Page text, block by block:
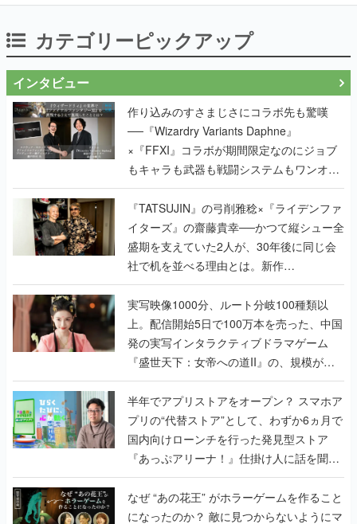
カテゴリーピックアップ
インタビュー
作り込みのすさまじさにコラボ先も驚嘆
──『Wizardry Variants Daphne』
×『FFXI』コラボが期間限定なのにジョブ
もキャラも武器も戦闘システムもワンオフ
で作り込まれた理由を両ディレクターに聞
く
『TATSUJIN』の弓削雅稔×『ライデンファ
イターズ』の齋藤貴幸──かつて縦シュー全
盛期を支えていた2人が、30年後に同じ会
社で机を並べる理由とは。新作
『TATSUJIN EXTREME』で初タッグを組
んだレジェンド2人に訊く開発秘話
実写映像1000分、ルート分岐100種類以
上。配信開始5日で100万本を売った、中国
発の実写インタラクティブドラマゲーム
『盛世天下：女帝への道II』の、規模が違
うこだわりをプロデューサーに聞いた
半年でアプリストアをオープン？ スマホア
プリの“代替ストア”として、わずか6ヵ月で
国内向けローンチを行った発見型ストア
『あっぷアリーナ！』仕掛け人に話を聞い
てみた
なぜ “あの花王” がホラーゲームを作ること
になったのか？ 敵に見つからないようにマ